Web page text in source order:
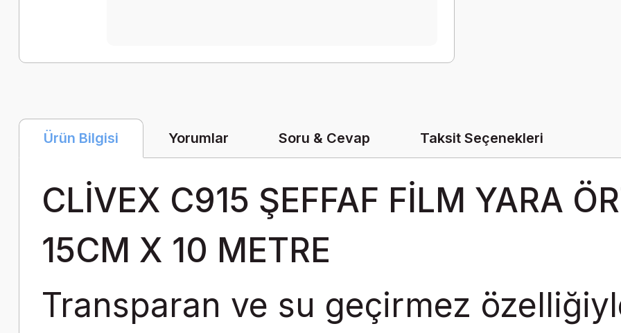
Ürün Bilgisi Yorumlar Soru & Cevap Taksit Seçenekleri
CLİVEX C915 ŞEFFAF FİLM YARA
15CM X 10 METRE
Transparan ve su geçirmez